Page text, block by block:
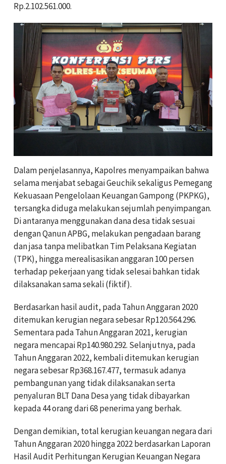
Rp.2.102.561.000.
Dalam penjelasannya, Kapolres menyampaikan bahwa
selama menjabat sebagai Geuchik sekaligus Pemegang
Kekuasaan Pengelolaan Keuangan Gampong (PKPKG),
tersangka diduga melakukan sejumlah penyimpangan.
Di antaranya menggunakan dana desa tidak sesuai
dengan Qanun APBG, melakukan pengadaan barang
dan jasa tanpa melibatkan Tim Pelaksana Kegiatan
(TPK), hingga merealisasikan anggaran 100 persen
terhadap pekerjaan yang tidak selesai bahkan tidak
dilaksanakan sama sekali (fiktif).
Berdasarkan hasil audit, pada Tahun Anggaran 2020
ditemukan kerugian negara sebesar Rp120.564.296.
Sementara pada Tahun Anggaran 2021, kerugian
negara mencapai Rp140.980.292. Selanjutnya, pada
Tahun Anggaran 2022, kembali ditemukan kerugian
negara sebesar Rp368.167.477, termasuk adanya
pembangunan yang tidak dilaksanakan serta
penyaluran BLT Dana Desa yang tidak dibayarkan
kepada 44 orang dari 68 penerima yang berhak.
Dengan demikian, total kerugian keuangan negara dari
Tahun Anggaran 2020 hingga 2022 berdasarkan Laporan
Hasil Audit Perhitungan Kerugian Keuangan Negara